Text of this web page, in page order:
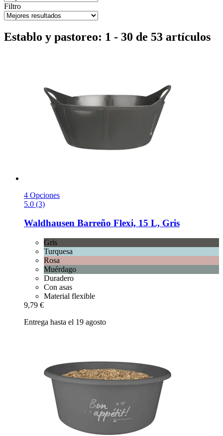
Filtro
Establo y pastoreo: 1 - 30 de 53 artículos
4 Opciones
5.0 (3)
Waldhausen Barreño Flexi, 15 L, Gris
Gris
Turquesa
Rosa
Muérdago
Duradero
Con asas
Material flexible
9,79 €
Entrega hasta el 19 agosto